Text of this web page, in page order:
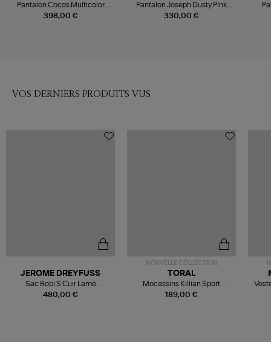
398,00 €
Pantalon Cocos Multicolor
Amarena
330,00 €
Pantalon Joseph Dusty Pink
Stripe
VOS DERNIERS PRODUITS VUS
480,00 €
JEROME DREYFUSS
Sac Bobi S Cuir Lamé
Champagne
NOUVELLE COLLECTION
189,00 €
TORAL
Mocassins Killian Sport
Mousse